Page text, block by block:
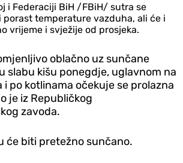
i Federaciji BiH /FBiH/ sutra se
temperature vazduha, ali će i
vrijeme i svježije od prosjeka.
oblačno uz sunčane
slabu kišu ponegdje, uglavnom na
i po kotlinama očekuje se prolazna
je iz Republičkog
zavoda.
će biti pretežno sunčano.